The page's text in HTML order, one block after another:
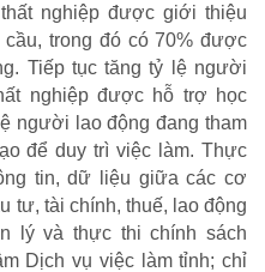
nghiệp được giới thiệu
trong đó có 70% được
Tiếp tục tăng tỷ lệ người
nghiệp được hỗ trợ học
người lao động đang tham
để duy trì việc làm. Thực
tin, dữ liệu giữa các cơ
tư, tài chính, thuế, lao động
lý và thực thi chính sách
Dịch vụ việc làm tỉnh; chỉ